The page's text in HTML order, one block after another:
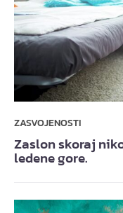
ZASVOJENOSTI
Zaslon skoraj
ledene gore.